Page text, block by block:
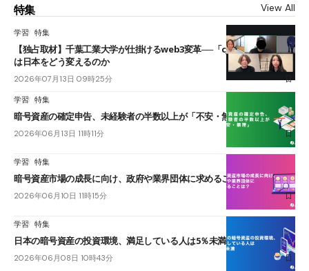
特集 View All
学習 特集
【独占取材】千葉工業大学が仕掛けるweb3変革──「cJPY」とAIの融合
は日本をどう変えるのか
2026年07月13日 09時25分
学習 特集
暗号資産の確定申告、未経験者の半数以上が「不安・無理」
2026年06月13日 11時11分
学習 特集
暗号資産市場の成長に向け、政府や業界団体に求めることは？
2026年06月10日 11時15分
学習 特集
日本の暗号資産の投資環境、満足している人は5％未満
2026年06月08日 10時43分